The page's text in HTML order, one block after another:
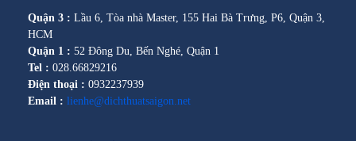
Quận 3 : Lầu 6, Tòa nhà Master, 155 Hai Bà Trưng, P6, Quận 3,
HCM
Quận 1 : 52 Đông Du, Bến Nghé, Quận 1
Tel : 028.66829216
Điện thoại : 0932237939
Email : lienhe@dichthuatsaigon.net